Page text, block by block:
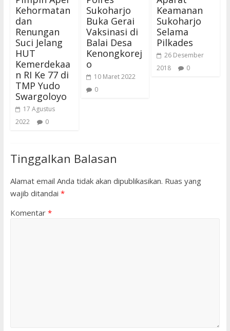
Kehormatan
dan
Renungan
Suci Jelang
HUT
Kemerdekaa
n RI Ke 77 di
TMP Yudo
Swargoloyo
17 Agustus
2022
0
Sukoharjo
Buka Gerai
Vaksinasi di
Balai Desa
Kenongkorej
o
10 Maret 2022
0
Keamanan
Sukoharjo
Selama
Pilkades
26 Desember
2018
0
Tinggalkan Balasan
Alamat email Anda tidak akan dipublikasikan. Ruas yang
wajib ditandai *
Komentar *